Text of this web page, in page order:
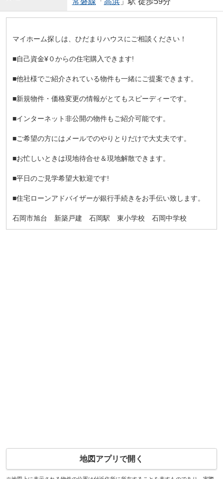
マイホーム探しは、ひだまりハウスにご相談ください！
■自己資金¥０からの住宅購入できます!
■他社様でご紹介されている物件も一緒にご提案できます。
■新規物件・価格変更の情報がとてもスピーディーです。
■インターネット非公開の物件もご紹介可能です。
■ご希望の方にはメールでのやりとりだけで大丈夫です。
■お忙しいときは現地待合せ＆現地解散できます。
■平日のご見学希望大歓迎です!
■住宅ローンアドバイザーが銀行手続きをお手伝い致します。
石岡市旭台 新築戸建 石岡駅 東小学校 石岡中学校
地図アプリで開く